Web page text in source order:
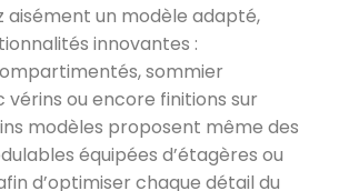
aisément un modèle adapté,
innovantes :
sommier
vérins ou encore finitions sur
modèles proposent même des
équipées d’étagères ou
d’optimiser chaque détail du